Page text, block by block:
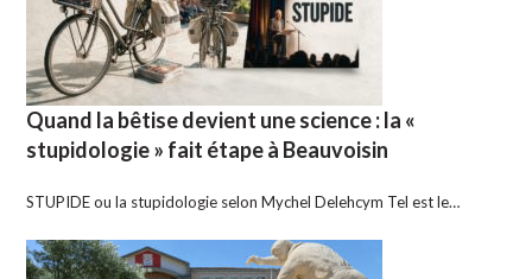
Quand la bêtise devient une science : la «
stupidologie » fait étape à Beauvoisin
STUPIDE ou la stupidologie selon Mychel Delehcym Tel est le…